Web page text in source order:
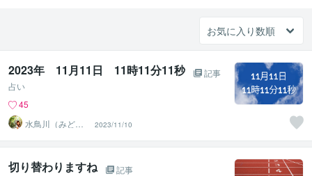
2023年 11月11日 11時11分11秒
記事
占い
45
水鳥川（みどり
かわ）るい
2023/11/10
切り替わりますね
記事